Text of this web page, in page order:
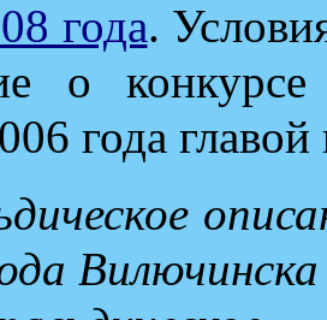
года.
о
года главой
Вилючинска